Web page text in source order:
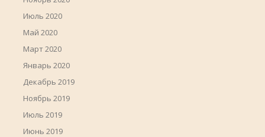
Июль 2020
Май 2020
Март 2020
Январь 2020
Декабрь 2019
Ноябрь 2019
Июль 2019
Июнь 2019